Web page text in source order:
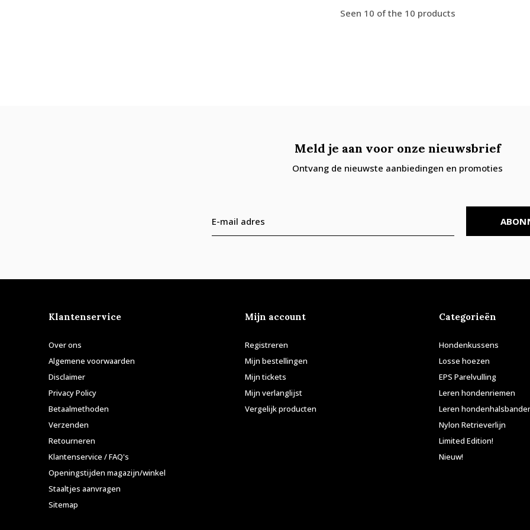
Seen 10 of the 10 products
Meld je aan voor onze nieuwsbrief
Ontvang de nieuwste aanbiedingen en promoties
Klantenservice
Over ons
Algemene voorwaarden
Disclaimer
Privacy Policy
Betaalmethoden
Verzenden
Retourneren
Klantenservice / FAQ's
Openingstijden magazijn/winkel
Staaltjes aanvragen
Sitemap
Mijn account
Registreren
Mijn bestellingen
Mijn tickets
Mijn verlanglijst
Vergelijk producten
Categorieën
Hondenkussens
Losse hoezen
EPS Parelvulling
Leren hondenriemen
Leren
Nylon Retrieverlijn
Limited Edition!
Nieuw!